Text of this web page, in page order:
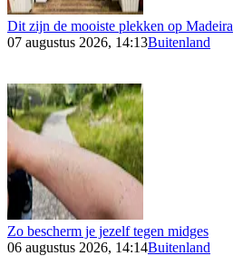
Dit zijn de mooiste plekken op Madeira
07 augustus 2026, 14:13Buitenland
Zo bescherm je jezelf tegen midges
06 augustus 2026, 14:14Buitenland